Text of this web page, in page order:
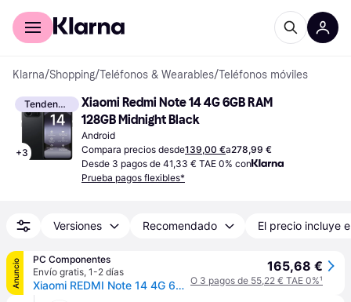
Comprar con Klarna
Klarna/Shopping/Teléfonos & Wearables/Teléfonos móviles
Tendencia
+3
Xiaomi Redmi Note 14 4G 6GB RAM
128GB Midnight Black
Android
Compara precios desde139,00 €a278,99 €
Desde 3 pagos de 41,33 € TAE 0% con
Prueba pagos flexibles*
Versiones Recomendado El precio incluye
Anuncio
PC Componentes
Envío gratis, 1-2 días
Xiaomi REDMI Note 14 4G 6GB 128GB 6.67" Negro Medianoche
165,68 €
O 3 pagos de 55,22 € TAE 0%¹